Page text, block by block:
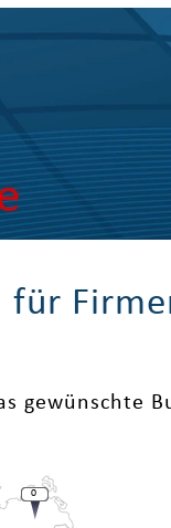
für
gewünschte
0